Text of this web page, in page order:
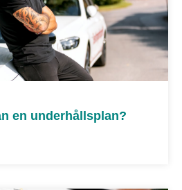
en underhållsplan?